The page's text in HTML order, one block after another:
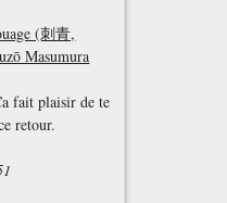
(刺青,
Masumura
fait plaisir de te
retour.